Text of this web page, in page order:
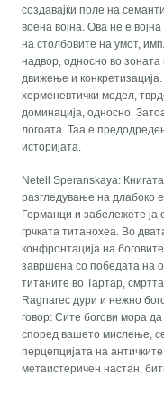
создавајќи поле на
воена војна. Ова не е
на столбовите на умот,
надвор, односно во
движење и
херменевтички модел,
доминација, односно.
логоата. Таа е
историјата.
Netell Speranskaya:
разгледување на длабоко
Германци и забележете ја
грчката титанохеа. Во
конфронтација на
завршена со победата на
титаните во Тартар,
Ragnarec дури и нежно
говор: Сите богови мора
според вашето мислење,
перцепцијата на
метаистеричен настан,